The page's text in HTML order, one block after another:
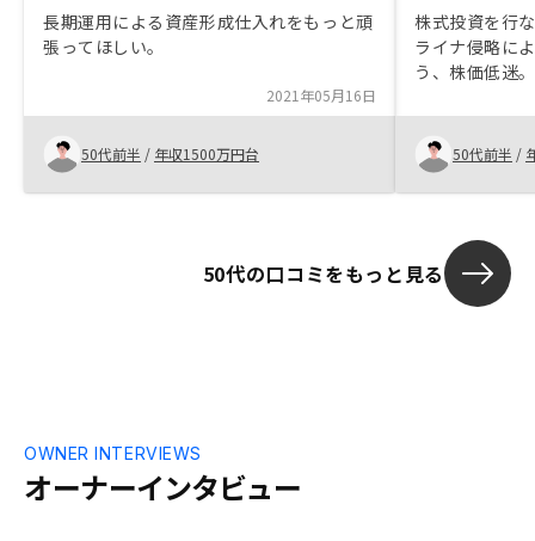
長期運用による資産形成仕入れをもっと頑
張ってほしい。
2021年05月16日
50代前半 / 年収1500万円台
株式投資を行
ライナ侵略に
う、株価低迷
産運用を考え
くRENOSY
て、不明点の
50代前半 /
50代の口コミをもっと見る
オーナーインタビュー
OWNER INTERVIEWS